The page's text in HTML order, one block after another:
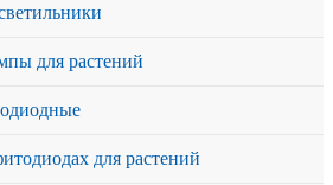
для растений
для растений